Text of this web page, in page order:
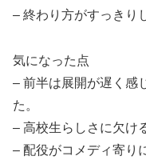
– 終わり方がすっきり
気になった点
– 前半は展開が遅く感
た。
– 高校生らしさに欠け
– 配役がコメディ寄り